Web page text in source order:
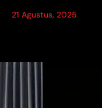
21 Agustus, 2025